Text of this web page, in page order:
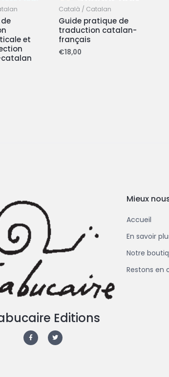
et
Català / Catalan
Guide pratique de
traduction catalan-
français
€18,00
Editions
F
a
c
T
w
i
Mieux
Accueil
En savoir
Notre
Restons en